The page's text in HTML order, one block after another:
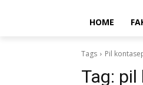
HOME
Tags Pil
Tag: pil